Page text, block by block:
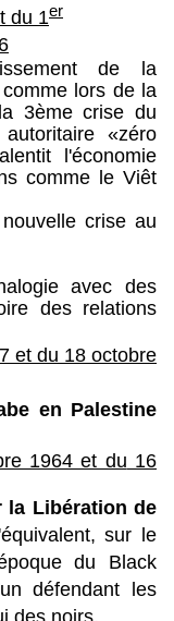
du 1er
de la
lors de la
3ème crise du
«zéro
l'économie
comme le Viêt
crise au
avec des
des relations
et du 18 octobre
en Palestine
1964 et du 16
la Libération de
sur le
du Black
défendant les